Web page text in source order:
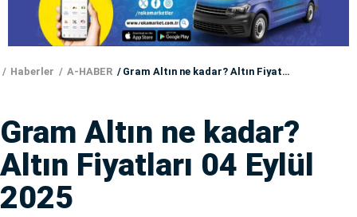
Haberler A-HABER Gram Altın ne kadar? Altın Fiyatları 04 Eylül 2025
Gram Altın ne kadar?
Altın Fiyatları 04 Eylül
2025